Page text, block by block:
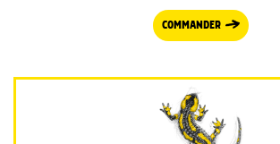
COMMANDER